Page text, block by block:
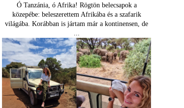
Ó Tanzánia, ó Afrika! Rögtön belecsapok a
közepébe: beleszerettem Afrikába és a szafarik
világába. Korábban is jártam már a kontinensen, de
...